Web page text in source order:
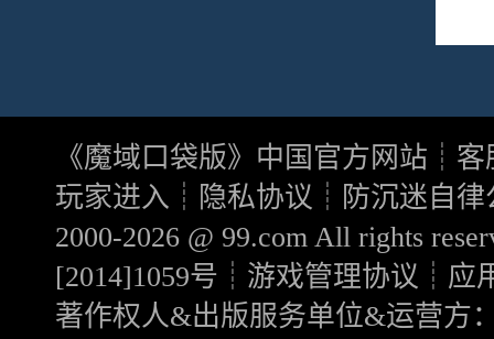
《魔域口袋版》中国官方网站┊客
玩家进入┊ 隐私协议 ┊ 防沉迷自律
2000-2026 @ 99.com All rights
[2014]1059号 ┊ 游戏管理协议 ┊ 应
著作权人&出版服务单位&运营方